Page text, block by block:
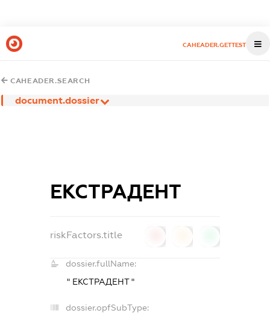
CAHEADER.GETTEST
CAHEADER.SEARCH
document.dossier
ЕКСТРАДЕНТ
riskFactors.title
dossier.fullName:
" ЕКСТРАДЕНТ "
dossier.opfSubType: